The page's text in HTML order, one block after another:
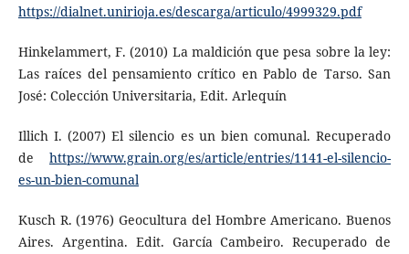
https://dialnet.unirioja.es/descarga/articulo/4999329.pdf
Hinkelammert, F. (2010) La maldición que pesa sobre la ley:
Las raíces del pensamiento crítico en Pablo de Tarso. San
José: Colección Universitaria, Edit. Arlequín
Illich I. (2007) El silencio es un bien comunal. Recuperado
dehttps://www.grain.org/es/article/entries/1141-el-silencio-
es-un-bien-comunal
Kusch R. (1976) Geocultura del Hombre Americano. Buenos
Aires. Argentina. Edit. García Cambeiro. Recuperado de